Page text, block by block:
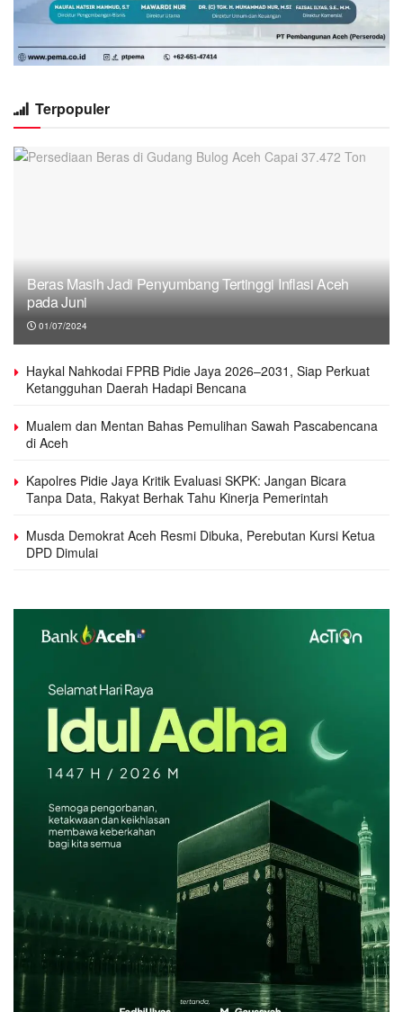
Terpopuler
Beras Masih Jadi Penyumbang Tertinggi Inflasi Aceh
pada Juni
01/07/2024
Haykal Nahkodai FPRB Pidie Jaya 2026–2031, Siap Perkuat
Ketangguhan Daerah Hadapi Bencana
Mualem dan Mentan Bahas Pemulihan Sawah Pascabencana
di Aceh
Kapolres Pidie Jaya Kritik Evaluasi SKPK: Jangan Bicara
Tanpa Data, Rakyat Berhak Tahu Kinerja Pemerintah
Musda Demokrat Aceh Resmi Dibuka, Perebutan Kursi Ketua
DPD Dimulai